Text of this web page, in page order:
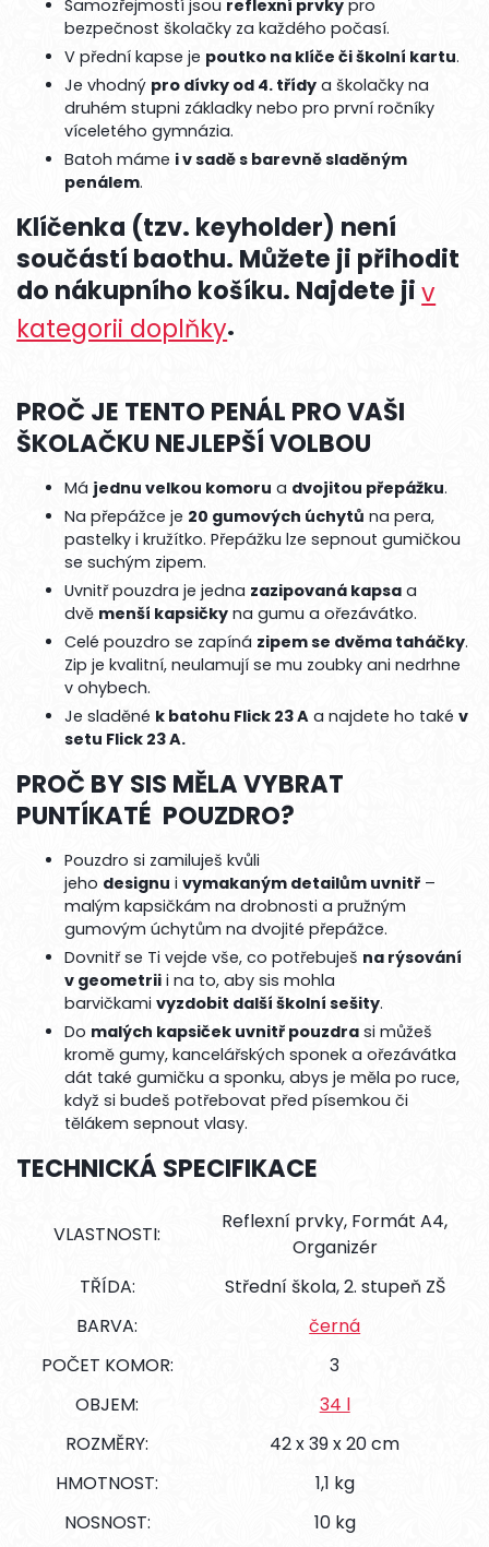
Samozřejmostí jsou reflexní prvky pro
bezpečnost školačky za každého počasí.
V přední kapse je poutko na klíče či školní kartu.
Je vhodný pro dívky od 4. třídy a školačky na
druhém stupni základky nebo pro první ročníky
víceletého gymnázia.
Batoh máme i v sadě s barevně sladěným
penálem.
Klíčenka (tzv. keyholder) není
součástí baothu. Můžete ji přihodit
do nákupního košíku. Najdete jiv
kategorii doplňky.
PROČ JE TENTO PENÁL PRO VAŠI
ŠKOLAČKU NEJLEPŠÍ VOLBOU
Má jednu velkou komoru a dvojitou přepážku.
Na přepážce je 20 gumových úchytů na pera,
pastelky i kružítko. Přepážku lze sepnout gumičkou
se suchým zipem.
Uvnitř pouzdra je jedna zazipovaná kapsa a
dvě menší kapsičky na gumu a ořezávátko.
Celé pouzdro se zapíná zipem se dvěma taháčky.
Zip je kvalitní, neulamují se mu zoubky ani nedrhne
v ohybech.
Je sladěné k batohu Flick 23 A a najdete ho také v
setu Flick 23 A.
PROČ BY SIS MĚLA VYBRAT
PUNTÍKATÉ POUZDRO?
Pouzdro si zamiluješ kvůli
jeho designu i vymakaným detailům uvnitř –
malým kapsičkám na drobnosti a pružným
gumovým úchytům na dvojité přepážce.
Dovnitř se Ti vejde vše, co potřebuješ na rýsování
v geometrii i na to, aby sis mohla
barvičkami vyzdobit další školní sešity.
Do malých kapsiček uvnitř pouzdra si můžeš
kromě gumy, kancelářských sponek a ořezávátka
dát také gumičku a sponku, abys je měla po ruce,
když si budeš potřebovat před písemkou či
tělákem sepnout vlasy.
TECHNICKÁ SPECIFIKACE
VLASTNOSTI:
Reflexní prvky, Formát A4,
Organizér
TŘÍDA:
Střední škola, 2. stupeň ZŠ
BARVA:
černá
POČET KOMOR:
3
OBJEM:
34 l
ROZMĚRY:
42 x 39 x 20 cm
HMOTNOST:
1,1 kg
NOSNOST:
10 kg